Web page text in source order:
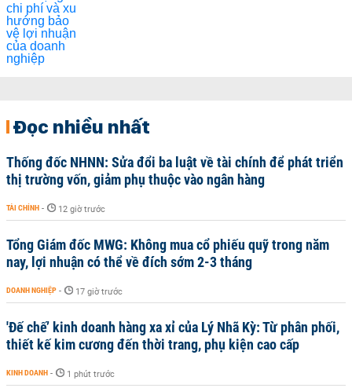
Đọc nhiều nhất
Thống đốc NHNN: Sửa đổi ba luật về tài chính để phát triển
thị trường vốn, giảm phụ thuộc vào ngân hàng
TÀI CHÍNH - 12 giờ trước
Tổng Giám đốc MWG: Không mua cổ phiếu quỹ trong năm
nay, lợi nhuận có thể về đích sớm 2-3 tháng
DOANH NGHIỆP - 17 giờ trước
'Đế chế’ kinh doanh hàng xa xỉ của Lý Nhã Kỳ: Từ phân phối,
thiết kế kim cương đến thời trang, phụ kiện cao cấp
KINH DOANH - 1 phút trước